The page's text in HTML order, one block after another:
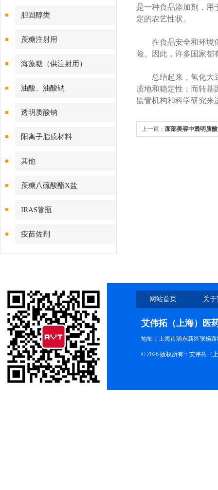
胆固醇类
蔗糖注射用
海藻糖（供注射用）
油酸、油酸钠
透明质酸钠
阳离子脂质材料
其他
蔗糖八硫酸酯X盐
IRAS管瓶
疫苗佐剂
是一种食品添加剂，用
定的农艺性状。
在食品安全和环境保
险。因此，许多国家都
总结起来，氢化大豆
质地和稳定性；而转
监管机构和科学研究来
上一篇： 面部美容中透明质
网站首页 关
艾伟拓（上海）医
地址：上海市浦东新区张杨
© 2026 版权所有：艾伟拓（